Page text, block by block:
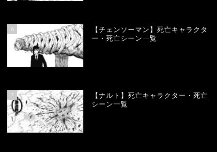
6
【チェンソーマン】死亡キャラクタ
ー・死亡シーン一覧
7
【ナルト】死亡キャラクター・死亡
シーン一覧